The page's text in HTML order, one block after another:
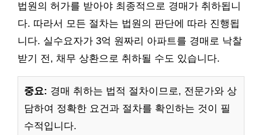
법원의 허가를 받아야 최종적으로 경매가 취하됩니
다. 따라서 모든 절차는 법원의 판단에 따라 진행됩
니다. 실수요자가 3억 원짜리 아파트를 경매로 낙찰
받기 전, 채무 상환으로 취하될 수도 있습니다.
중요: 경매 취하는 법적 절차이므로, 전문가와 상
담하여 정확한 요건과 절차를 확인하는 것이 필
수적입니다.